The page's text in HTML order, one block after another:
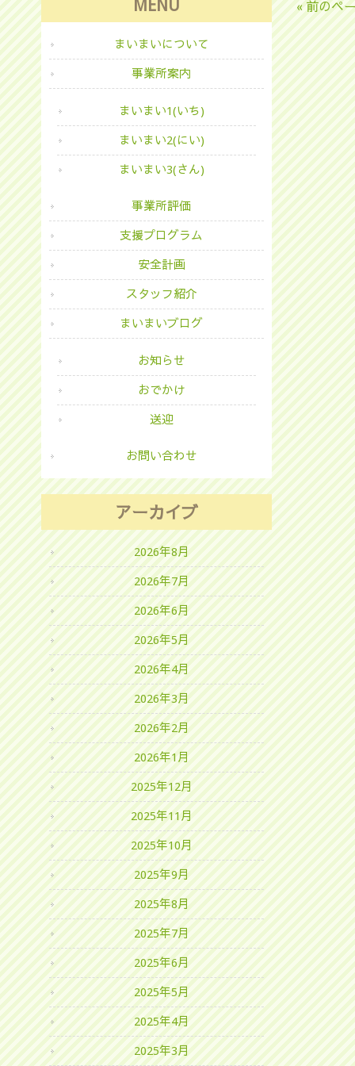
« 前のペ
MENU
まいまいについて
事業所案内
まいまい1(いち)
まいまい2(にい)
まいまい3(さん)
事業所評価
支援プログラム
安全計画
スタッフ紹介
まいまいブログ
お知らせ
おでかけ
送迎
お問い合わせ
アーカイブ
2026年8月
2026年7月
2026年6月
2026年5月
2026年4月
2026年3月
2026年2月
2026年1月
2025年12月
2025年11月
2025年10月
2025年9月
2025年8月
2025年7月
2025年6月
2025年5月
2025年4月
2025年3月